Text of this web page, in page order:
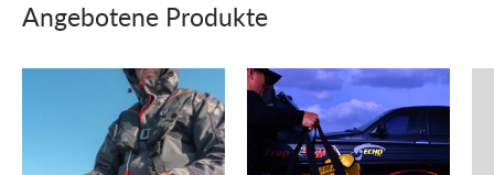
Angebotene Produkte